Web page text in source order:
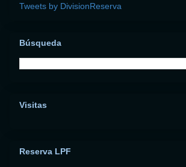
Tweets by DivisionReserva
Búsqueda
Visitas
Reserva LPF